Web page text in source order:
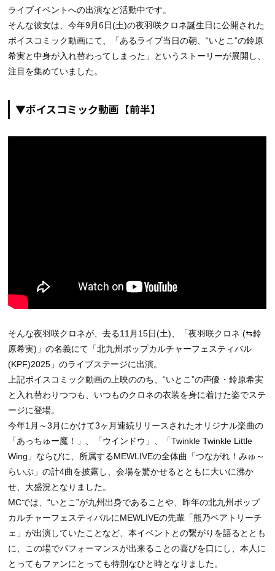
ライブイベントへの出演など活動中です。
そんな彼女は、今年9月6日(土)の夜羽咲クロネ誕生日に公開された
ボイスコミック動画にて、「あるライブ当日の朝、“いとこ”の鈴原
希実と中身が入れ替わってしまった」というストーリーが展開し、
注目を集めていました。
▼ボイスコミック動画【前半】
そんな夜羽咲クロネが、去る11月15日(土)、「夜羽咲クロネ (⇆鈴
原希実)」の名義にて「北九州ポップカルチャーフェスティバル
(KPF)2025」のライブステージに出演。
上記ボイスコミック動画の上映ののち、“いとこ”の声優・鈴原希実
と入れ替わりつつも、いつものクロネの衣装を身に着けた姿でステ
ージに登場。
今年1月～3月にかけて3ヶ月連続リリースされたオリジナル楽曲の
「あっちゅー魔！」、「ウインドウ」、「Twinkle Twinkle Little
Wing」ならびに、所属するMEWLIVEの全体曲「つながれ！みゅ～
らいぶ」の計4曲を披露し、会場を驚かせるとともに大いに沸か
せ、大盛況となりました。
MCでは、“いとこ”が九州出身であることや、昨年の北九州ポップ
カルチャーフェスティバルにMEWLIVEの先輩「熊乃ベアトリーチ
ェ」が出演していたことなど、本イベントとの繋がりを語るととも
に、この場でパフォーマンスが出来ることの喜びを口にし、本人に
とってもファンにとっても特別なひと時となりました。